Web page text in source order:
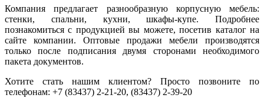
Компания предлагает разнообразную корпусную мебель:
стенки, спальни, кухни, шкафы-купе. Подробнее
познакомиться с продукцией вы можете, посетив каталог на
сайте компании. Оптовые продажи мебели производятся
только после подписания двумя сторонами необходимого
пакета документов.
Хотите стать нашим клиентом? Просто позвоните по
телефонам: +7 (83437) 2-21-20, (83437) 2-39-20